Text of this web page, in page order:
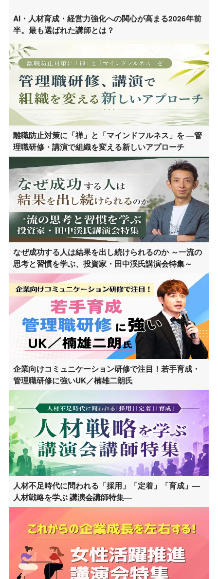
AI・人材育成・経営力強化への関心が高まる2026年前
半。最も選ばれた講師とは？
離職防止対策に「禅」と「マインドフルネス」を ―管
理職研修・講演で組織を変える新しいアプローチ
なぜ成功する人は結果を出し続けられるのか ～一流の
思考と習慣を学ぶ、投資家・田中渓氏講演会特集～
企業向けコミュニケーション研修で注目！若手育成・
管理職研修に強いUK／楠雄二朗氏
人材不足時代に問われる「採用」「定着」「育成」―
人材戦略を学ぶ 講演会講師特集―